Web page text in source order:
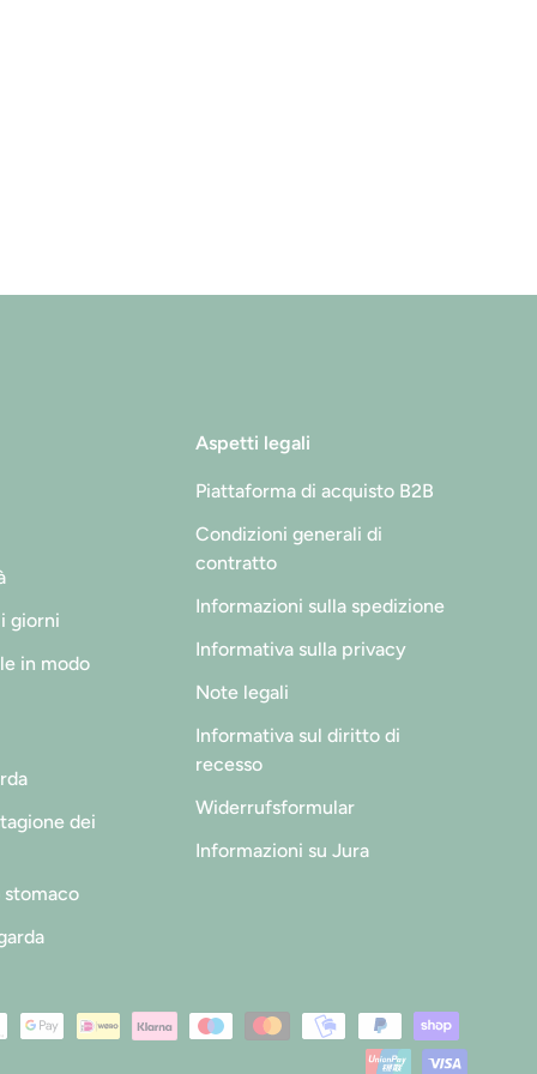
giorni
in modo
dei
stomaco
Aspetti legali
Piattaforma di acquisto B2B
Condizioni generali di
contratto
Informazioni sulla spedizione
Informativa sulla privacy
Note legali
Informativa sul diritto di
recesso
Widerrufsformular
Informazioni su Jura